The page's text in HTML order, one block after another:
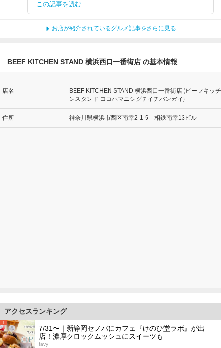
この記事を読む
お店が紹介されているグルメ記事をさらに見る
BEEF KITCHEN STAND 横浜西口一番街店 の基本情報
店名
BEEF KITCHEN STAND 横浜西口一番街店 (ビーフキッチ
ンスタンド ヨコハマニシグチイチバンガイ)
住所 神奈川県横浜市西区南幸2-1-5 相鉄南幸13ビル
アクセスランキング
1
7/31〜｜新静岡セノバにカフェ『けのひ堂ラボ』が出
店！濃厚クロックムッシュにスイーツも
favy